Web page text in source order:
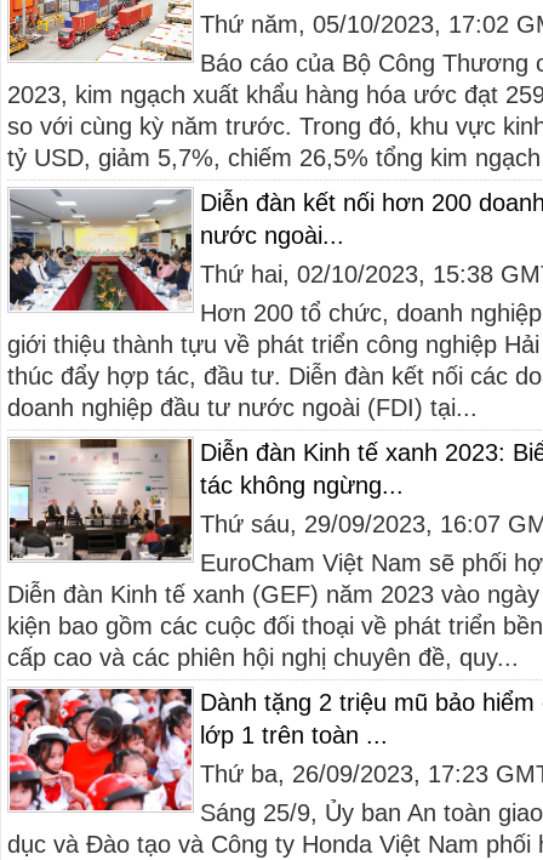
Thứ năm, 05/10/2023, 17:02
Báo cáo của Bộ Công Thương
2023, kim ngạch xuất khẩu hàng hóa ước đạt
so với cùng kỳ năm trước. Trong đó, khu vực
tỷ USD, giảm 5,7%, chiếm 26,5% tổng kim
Diễn đàn kết nối hơn 200
nước ngoài...
Thứ hai, 02/10/2023, 15:38
Hơn 200 tổ chức, doanh
giới thiệu thành tựu về phát triển công nghiệp
thúc đẩy hợp tác, đầu tư. Diễn đàn kết nối các
doanh nghiệp đầu tư nước ngoài (FDI) tại...
Diễn đàn Kinh tế xanh 2023:
tác không ngừng...
Thứ sáu, 29/09/2023, 16:07
EuroCham Việt Nam sẽ phối
Diễn đàn Kinh tế xanh (GEF) năm 2023 vào
kiện bao gồm các cuộc đối thoại về phát triển
cấp cao và các phiên hội nghị chuyên đề, quy...
Dành tặng 2 triệu mũ bảo
lớp 1 trên toàn ...
Thứ ba, 26/09/2023, 17:23
Sáng 25/9, Ủy ban An toàn
dục và Đào tạo và Công ty Honda Việt Nam